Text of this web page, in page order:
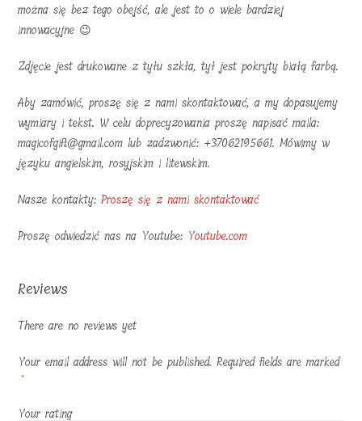
można się bez tego obejść, ale jest to o wiele bardziej
innowacyjne 😉
Zdjęcie jest drukowane z tyłu szkła, tył jest pokryty białą farbą.
Aby zamówić, proszę się z nami skontaktować, a my dopasujemy
wymiary i tekst. W celu doprecyzowania proszę napisać maila:
magicofgift@gmail.com lub zadzwonić: +37062195661. Mówimy w
języku angielskim, rosyjskim i litewskim.
Nasze kontakty:Proszę się z nami skontaktować
Proszę odwiedzić nas na Youtube: Youtube.com
Reviews
There are no reviews yet
Your email address will not be published. Required fields are marked
*
Your rating